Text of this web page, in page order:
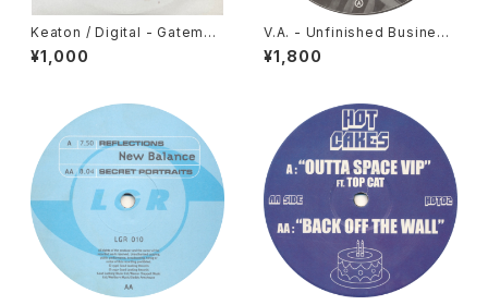
Keaton / Digital - Gateman
(Keaton Remix) / Get Loos
e [Phantom Audio / 2003]
¥1,000
V.A. - Unfinished Business
- The Job EP [Trouble On
Vinyl / 2006]
¥1,800